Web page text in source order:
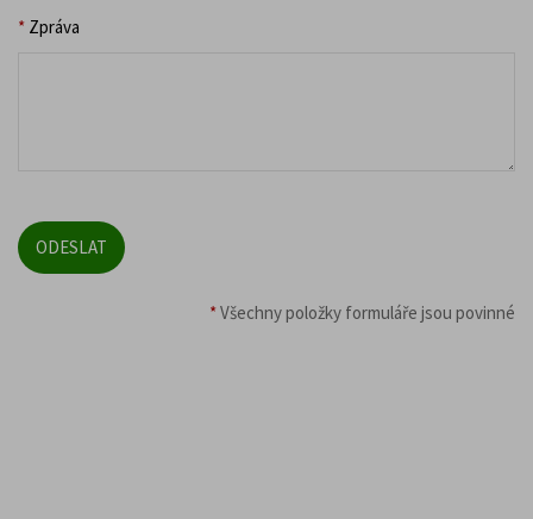
* Zpráva
*Všechny položky formuláře jsou povinné